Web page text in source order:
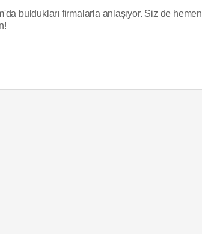
buldukları firmalarla anlaşıyor. Siz de hemen